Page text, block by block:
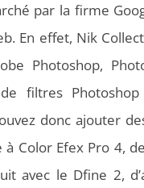
par la firme
En effet, Nik
Photoshop,
filtres
donc ajouter
à Color Efex Pro 4,
avec le Dfine 2,